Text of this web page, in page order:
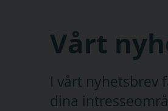
Vårt
I vårt nyhetsbrev
dina